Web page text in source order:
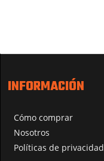
INFORMACIÓN
Cómo comprar
Nosotros
Políticas de privacidad